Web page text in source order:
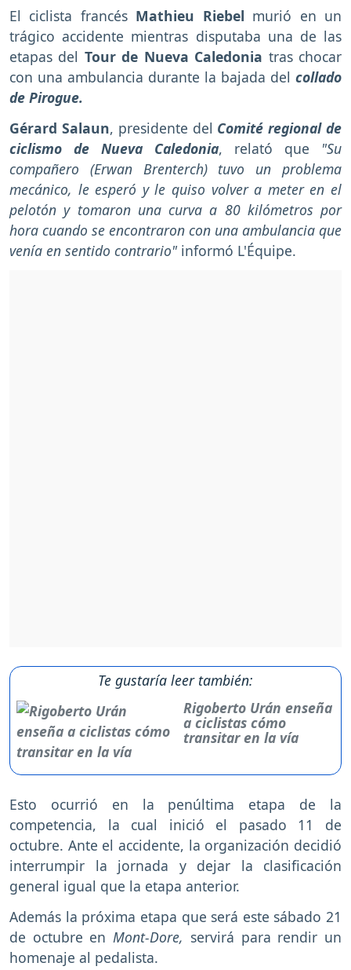
El ciclista francés Mathieu Riebel murió en un
trágico accidente mientras disputaba una de las
etapas del Tour de Nueva Caledonia tras chocar
con una ambulancia durante la bajada del collado
de Pirogue.
Gérard Salaun, presidente del Comité regional de
ciclismo de Nueva Caledonia, relató que "Su
compañero (Erwan Brenterch) tuvo un problema
mecánico, le esperó y le quiso volver a meter en el
pelotón y tomaron una curva a 80 kilómetros por
hora cuando se encontraron con una ambulancia que
venía en sentido contrario" informó L'Équipe.
Te gustaría leer también:
Rigoberto Urán enseña
a ciclistas cómo
transitar en la vía
Esto ocurrió en la penúltima etapa de la
competencia, la cual inició el pasado 11 de
octubre. Ante el accidente, la organización decidió
interrumpir la jornada y dejar la clasificación
general igual que la etapa anterior.
Además la próxima etapa que será este sábado 21
de octubre enMont-Dore, servirá para rendir un
homenaje al pedalista.